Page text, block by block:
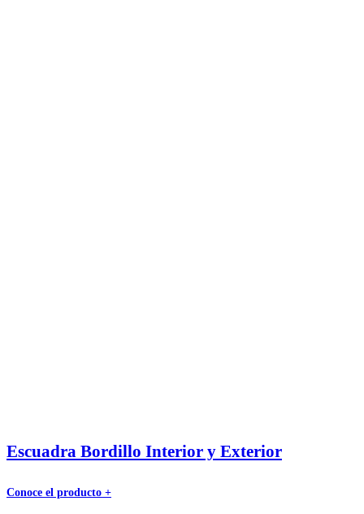
Escuadra Bordillo Interior y Exterior
Conoce el producto +